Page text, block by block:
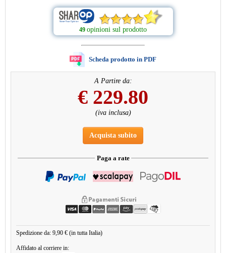
49 opinioni sul prodotto
Scheda prodotto in PDF
A Partire da:
€ 229.80
(iva inclusa)
Acquista subito
Paga a rate
Spedizione da: 9,90 € (in tutta Italia)
Affidato al corriere in: